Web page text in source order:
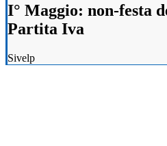
I° Maggio: non-festa
Partita Iva
Sivelp